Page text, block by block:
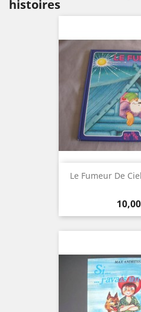
histoires
Le Fumeur De
Prix